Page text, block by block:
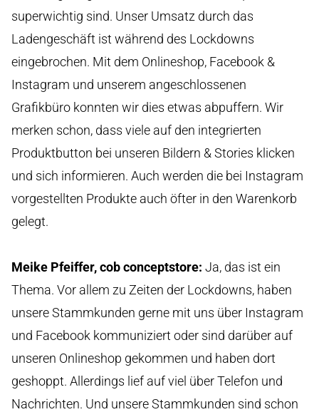
superwichtig sind. Unser Umsatz durch das
Ladengeschäft ist während des Lockdowns
eingebrochen. Mit dem Onlineshop, Facebook &
Instagram und unserem angeschlossenen
Grafikbüro konnten wir dies etwas abpuffern. Wir
merken schon, dass viele auf den integrierten
Produktbutton bei unseren Bildern & Stories klicken
und sich informieren. Auch werden die bei Instagram
vorgestellten Produkte auch öfter in den Warenkorb
gelegt.
Meike Pfeiffer, cob conceptstore: Ja, das ist ein
Thema. Vor allem zu Zeiten der Lockdowns, haben
unsere Stammkunden gerne mit uns über Instagram
und Facebook kommuniziert oder sind darüber auf
unseren Onlineshop gekommen und haben dort
geshoppt. Allerdings lief auf viel über Telefon und
Nachrichten. Und unsere Stammkunden sind schon